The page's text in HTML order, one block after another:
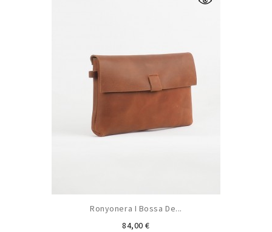
Ronyonera I Bossa De...
84,00 €Preu